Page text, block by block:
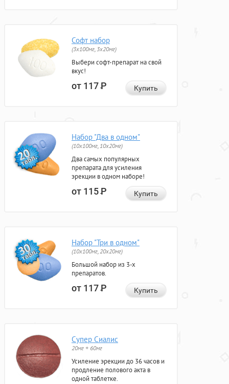
Софт набор
(3x100мг, 3x20мг)
Выбери софт-препарат на свой
вкус!
от 117Р Купить
Набор "Два в одном"
(10x100мг, 10x20мг)
Два самых популярных
препарата для усиления
эрекции в одном наборе!
от 115Р Купить
Набор "Три в одном"
(10x100мг, 20x20мг)
Большой набор из 3-х
препаратов.
от 117Р Купить
Супер Сиалис
20мг + 60мг
Усиление эрекции до 36 часов и
продление полового акта в
одной таблетке.